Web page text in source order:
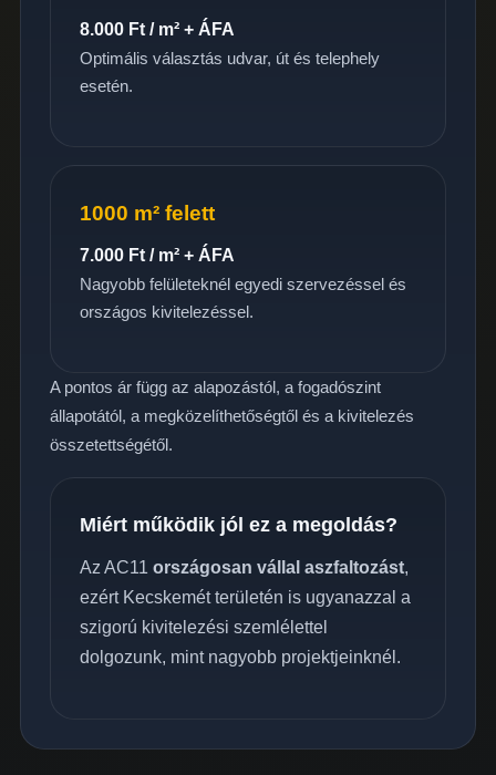
8.000 Ft / m² + ÁFA
Optimális választás udvar, út és telephely
esetén.
1000 m² felett
7.000 Ft / m² + ÁFA
Nagyobb felületeknél egyedi szervezéssel és
országos kivitelezéssel.
A pontos ár függ az alapozástól, a fogadószint
állapotától, a megközelíthetőségtől és a kivitelezés
összetettségétől.
Miért működik jól ez a megoldás?
Az AC11 országosan vállal aszfaltozást,
ezért Kecskemét területén is ugyanazzal a
szigorú kivitelezési szemlélettel
dolgozunk, mint nagyobb projektjeinknél.